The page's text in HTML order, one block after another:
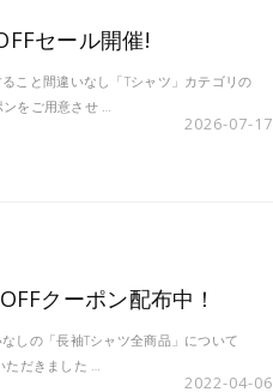
セール開催!
2026-07-17
こと間違いなし「Tシャツ」カテゴリの
をご用意させ …
クーポン配布中！
2022-04-06
しの「長袖Tシャツ全商品」について
ただきました …